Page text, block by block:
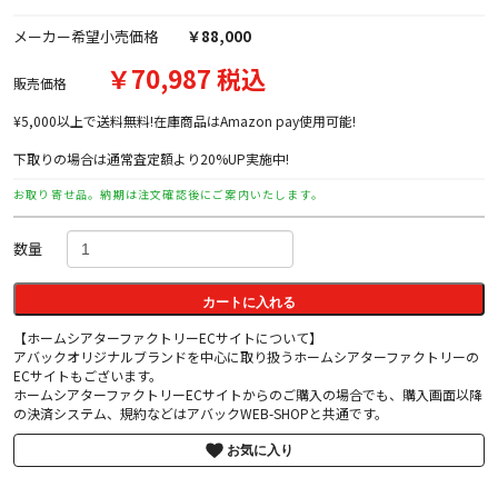
メーカー希望小売価格 ￥88,000
販売価格 ￥70,987 税込
¥5,000以上で送料無料!在庫商品はAmazon pay使用可能!
下取りの場合は通常査定額より20%UP実施中!
お取り寄せ品。納期は注文確認後にご案内いたします。
数量
カートに入れる
【ホームシアターファクトリーECサイトについて】
アバックオリジナルブランドを中心に取り扱うホームシアターファクトリーの
ECサイトもございます。
ホームシアターファクトリーECサイトからのご購入の場合でも、購入画面以降
の決済システム、規約などはアバックWEB-SHOPと共通です。
お気に入り